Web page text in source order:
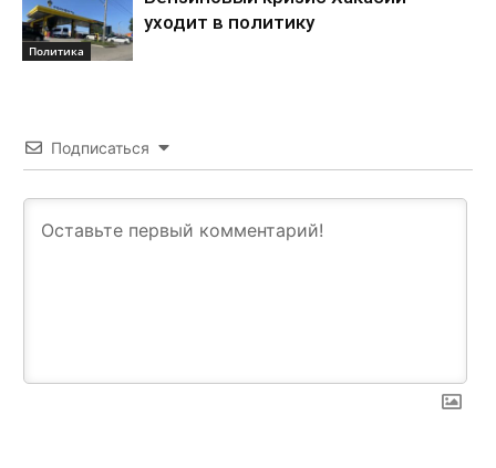
Политика
уходит в политику
Подписаться